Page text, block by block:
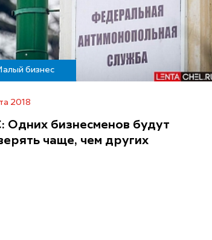
бизнес
2018
Одних бизнесменов будут
чаще, чем других